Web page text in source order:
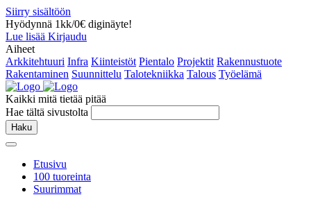
Siirry sisältöön
Hyödynnä 1kk/0€ diginäyte!
Lue lisää Kirjaudu
Aiheet
Arkkitehtuuri Infra Kiinteistöt Pientalo Projektit Rakennustuote
Rakentaminen Suunnittelu Talotekniikka Talous Työelämä
Kaikki mitä tietää pitää
Hae tältä sivustolta
Haku
Etusivu
100 tuoreinta
Suurimmat